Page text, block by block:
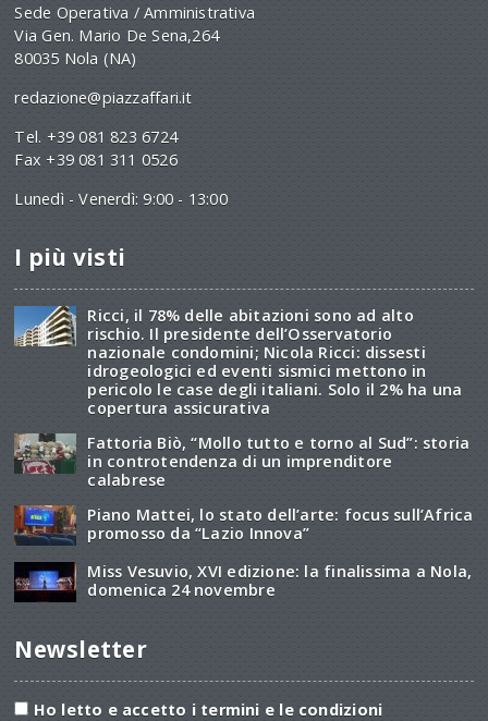
Sede Operativa / Amministrativa
Via Gen. Mario De Sena,264
80035 Nola (NA)
redazione@piazzaffari.it
Tel. +39 081 823 6724
Fax +39 081 311 0526
Lunedì - Venerdì: 9:00 - 13:00
I più visti
Ricci, il 78% delle abitazioni sono ad alto
rischio. Il presidente dell’Osservatorio
nazionale condomini; Nicola Ricci: dissesti
idrogeologici ed eventi sismici mettono in
pericolo le case degli italiani. Solo il 2% ha una
copertura assicurativa
Fattoria Biò, “Mollo tutto e torno al Sud”: storia
in controtendenza di un imprenditore
calabrese
Piano Mattei, lo stato dell’arte: focus sull’Africa
promosso da “Lazio Innova”
Miss Vesuvio, XVI edizione: la finalissima a Nola,
domenica 24 novembre
Newsletter
Ho letto e accetto i termini e le condizioni